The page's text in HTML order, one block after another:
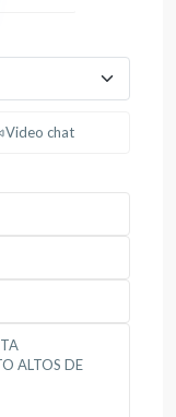
Video chat